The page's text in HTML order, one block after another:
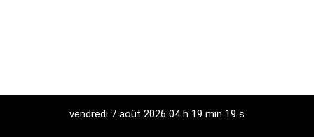
vendredi 7 août 2026 04 h 19 min 19 s